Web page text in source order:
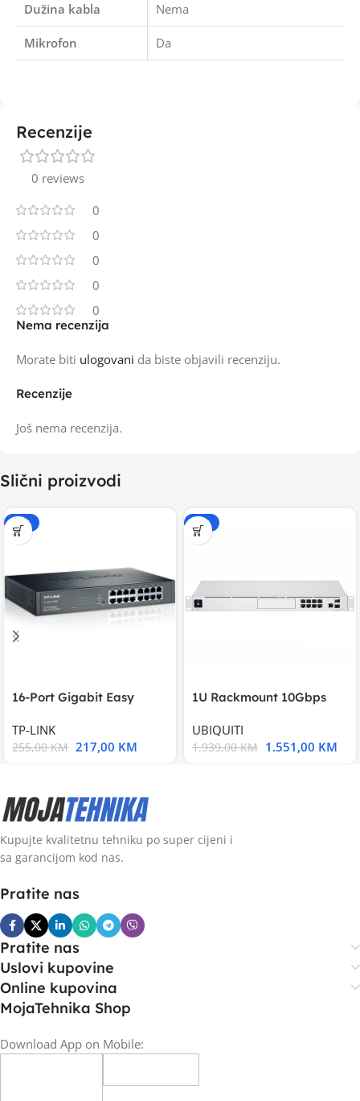
Dužina kabla Nema
Mikrofon Da
Recenzije
0 reviews
0
0
0
0
0
Recenzije
Još nema recenzija.
Nema recenzija
Morate biti ulogovani da biste objavili recenziju.
Slični proizvodi
-15%
16-Port Gigabit Easy
TP-LINK
255,00KM 217,00 KM
-20%
1U Rackmount 10Gbps
UBIQUITI
1.939,00KM 1.551,00 KM
Kupujte kvalitetnu tehniku po super cijeni i
sa garancijom kod nas.
Pratite nas
Pratite nas
Uslovi kupovine
Online kupovina
MojaTehnika Shop
Download App on Mobile: